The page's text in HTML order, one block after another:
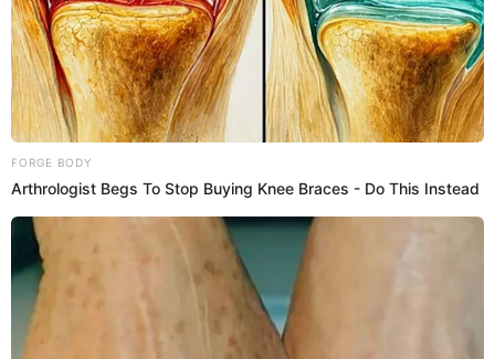
esta deliciosa oferta que no podrás dejar pasar.